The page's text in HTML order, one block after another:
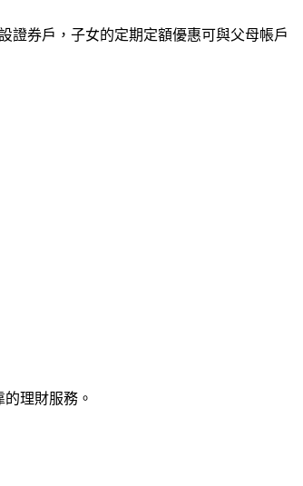
證券戶，子女的定期定額優惠可與父母帳戶
理財服務。